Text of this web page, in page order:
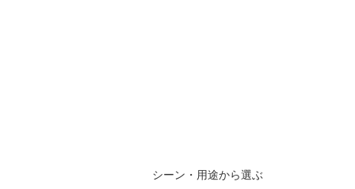
シーン・用途から選ぶ